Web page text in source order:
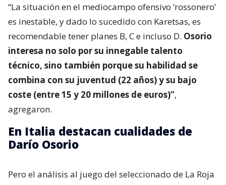
“La situación en el mediocampo ofensivo ‘rossonero’
es inestable, y dado lo sucedido con Karetsas, es
recomendable tener planes B, C e incluso D. Osorio
interesa no solo por su innegable talento
técnico, sino también porque su habilidad se
combina con su juventud (22 años) y su bajo
coste (entre 15 y 20 millones de euros)”,
agregaron.
En Italia destacan cualidades de
Darío Osorio
Pero el análisis al juego del seleccionado de La Roja